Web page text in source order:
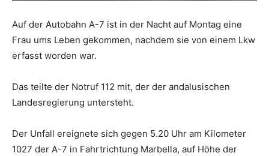
Auf der Autobahn A-7 ist in der Nacht auf Montag eine
Frau ums Leben gekommen, nachdem sie von einem Lkw
erfasst worden war.
Das teilte der Notruf 112 mit, der der andalusischen
Landesregierung untersteht.
Der Unfall ereignete sich gegen 5.20 Uhr am Kilometer
1027 der A-7 in Fahrtrichtung Marbella, auf Höhe der